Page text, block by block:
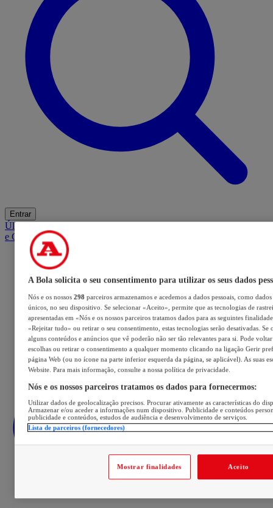
Entrar
ÚltimasMercadoOpiniãoiGaming HubA BOLA SUGEREBarba
e Cabelo
A Bola solicita o seu consentimento para utilizar os seus dados
Nós e os nossos 298 parceiros armazenamos e acedemos a dados pessoais, como
únicos, no seu dispositivo. Se selecionar «Aceito», permite que as tecnologias de
apresentadas em «Nós e os nossos parceiros tratamos dados para as seguintes
«Rejeitar tudo» ou retirar o seu consentimento, estas tecnologias serão desativadas. Se
alguns conteúdos e anúncios que vê poderão não ser tão relevantes para si. Pode voltar
escolhas ou retirar o consentimento a qualquer momento clicando na ligação Gerir
página Web (ou no ícone na parte inferior esquerda da página, se aplicável). As suas
Website. Para mais informação, consulte a nossa política de privacidade.
Nós e os nossos parceiros tratamos os dados para fornecermos:
Utilizar dados de geolocalização precisos. Procurar ativamente as características do
Armazenar e/ou aceder a informações num dispositivo. Publicidade e conteúdos
publicidade e conteúdos, estudos de audiência e desenvolvimento de serviços.
Lista de parceiros (fornecedores)
Mostrar finalidades Aceito